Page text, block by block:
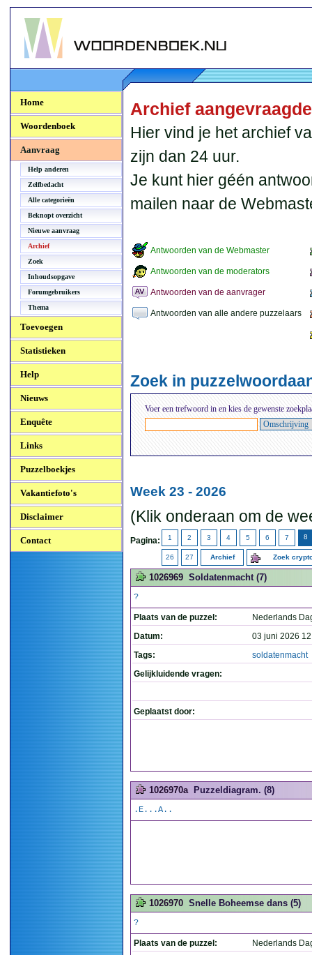
Woordenboek.NU
Home
Woordenboek
Aanvraag
Help anderen
Zelfbedacht
Alle categorieën
Beknopt overzicht
Nieuwe aanvraag
Archief
Zoek
Inhoudsopgave
Forumgebruikers
Thema
Toevoegen
Statistieken
Help
Nieuws
Enquête
Links
Puzzelboekjes
Vakantiefoto's
Disclaimer
Contact
Archief
Hier vind je het archief
zijn dan 24 uur.
Je kunt hier géén
mailen naar de
Antwoorden van de Webmaster
Antwoorden van de moderators
Antwoorden van de aanvrager
Antwoorden van alle andere puzzelaars
Zoek in
Voer een trefwoord in en kies de gewenste
Week 23 - 2026
(Klik onderaan om de
Pagina: 1 2 3 4 5 6 7 8
26 27 Archief Zoek
1026969 Soldatenmacht (7)
?
Plaats van de puzzel:
Nederlands
Datum:
03 juni 2026
Tags:
soldatenmacht
Gelijkluidende vragen:
Geplaatst door:
1026970a Puzzeldiagram. (8)
.E...A..
1026970 Snelle Boheemse dans (5)
?
Plaats van de puzzel:
Nederlands